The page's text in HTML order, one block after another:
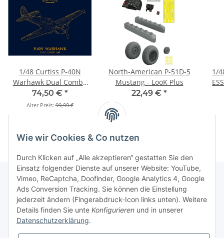
1/48 Curtiss P-40N
Warhawk Dual Combo
"Royal Class"
74,50 € *
Alter Preis:99,99 €
North-American P-51D-5
Mustang - LööK Plus
22,49 € *
1/
Informationen
Gesetzliche Informationen
Wie wir Cookies & Co nutzen
Durch Klicken auf „Alle akzeptieren“ gestatten Sie den
Einsatz folgender Dienste auf unserer Website: YouTube,
Vimeo, ReCaptcha, Doofinder, Google Analytics 4, Google
Ads Conversion Tracking. Sie können die Einstellung
jederzeit ändern (Fingerabdruck-Icon links unten). Weitere
Details finden Sie unte Konfigurieren und in unserer
Datenschutzerklärung.